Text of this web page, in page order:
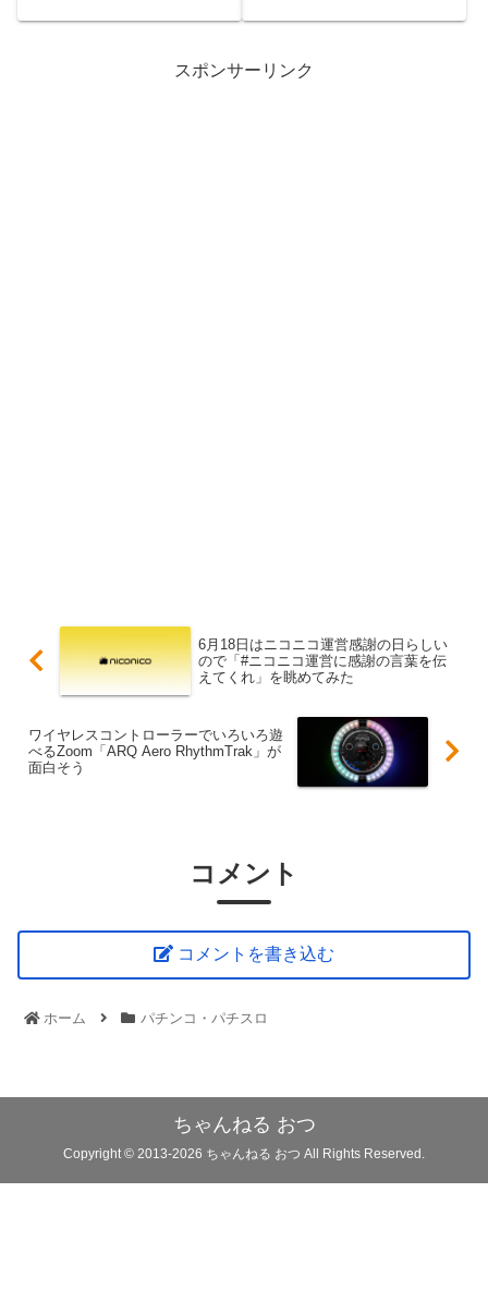
ます。今回は今のところゲス
配信になるかもしれません。
配信時間は0:30からの3:00ま
原で、25日は業界関係者向
スポンサーリンク
6月18日はニコニコ運営感謝の日らしい
ので「#ニコニコ運営に感謝の言葉を伝
えてくれ」を眺めてみた
ワイヤレスコントローラーでいろいろ遊
べるZoom「ARQ Aero RhythmTrak」が
面白そう
コメント
コメントを書き込む
ホーム パチンコ・パチスロ
ちゃんねる おつ
Copyright © 2013-2026 ちゃんねる おつ All Rights Reserved.